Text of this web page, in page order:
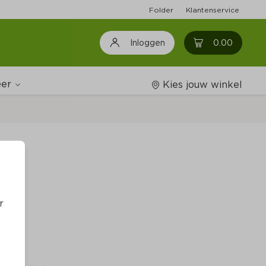
Folder Klantenservice
Inloggen 0.00 0
Kies jouw winkel